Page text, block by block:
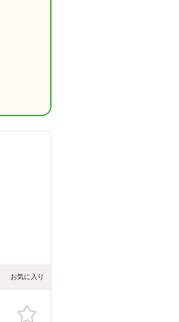
お気に入り